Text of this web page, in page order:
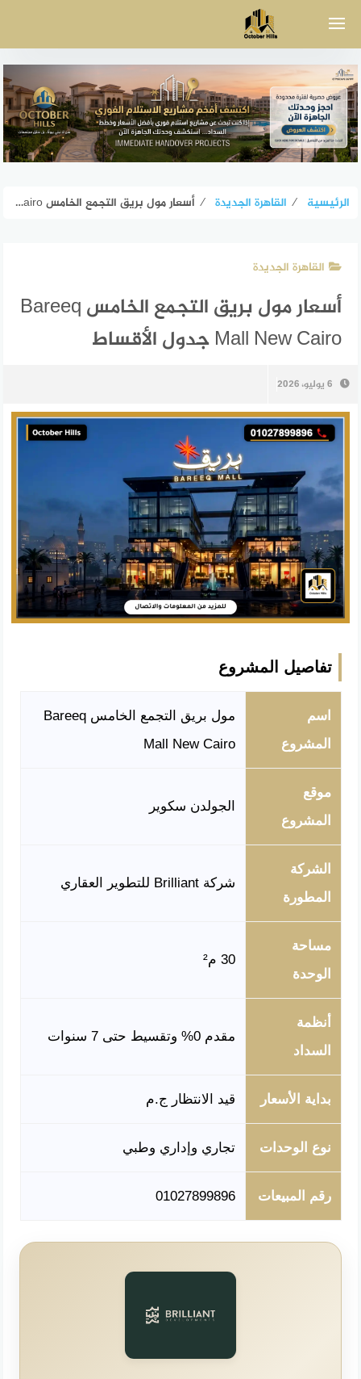
الرئيسية ⁄ القاهرة الجديدة ⁄ أسعار مول بريق التجمع الخامس Bareeq Mall New Cairo جدول الأقساط
القاهرة الجديدة
أسعار مول بريق التجمع الخامس Bareeq
Mall New Cairo جدول الأقساط
6 يوليو، 2026
تفاصيل المشروع
اسم
المشروع
مول بريق التجمع الخامس Bareeq
Mall New Cairo
موقع
المشروع
الجولدن سكوير
الشركة
المطورة
شركة Brilliant للتطوير العقاري
مساحة
الوحدة
30 م²
أنظمة
السداد
مقدم 0% وتقسيط حتى 7 سنوات
بداية الأسعار قيد الانتظار ج.م
نوع الوحدات تجاري وإداري وطبي
رقم المبيعات 01027899896